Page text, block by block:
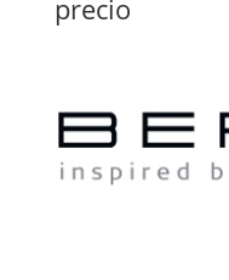
precio